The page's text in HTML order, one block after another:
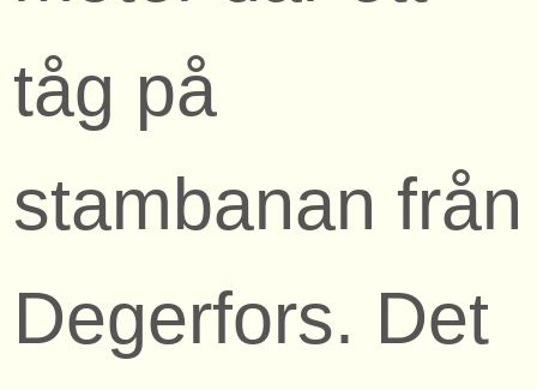
tåg på
stambanan från
Degerfors. Det